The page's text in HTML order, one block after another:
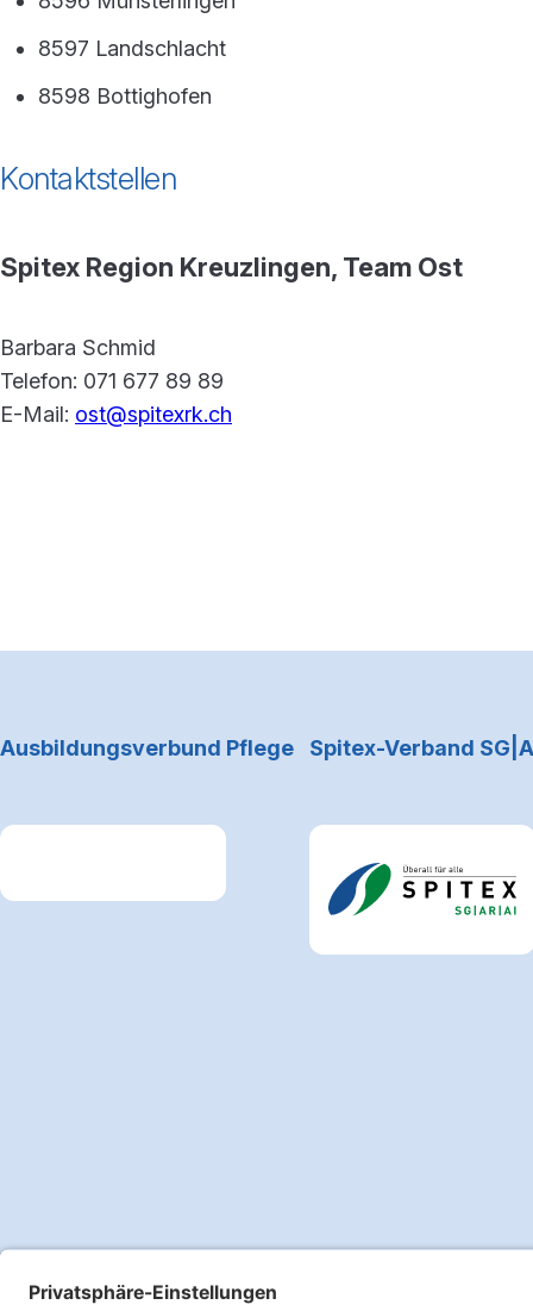
8597 Landschlacht
8598 Bottighofen
Kontaktstellen
Spitex Region Kreuzlingen, Team Ost
Barbara Schmid
Telefon: 071 677 89 89
E-Mail: ost@spitexrk.ch
Ausbildungsverbund Pflege Spitex-Verband